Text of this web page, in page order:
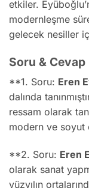
etkiler.
modernleşme
gelecek nesiller
Soru & Cevap
**1. Soru: Eren
dalında
ressam olarak
modern ve soyut
**2. Soru: Eren
olarak sanat
yüzyılın